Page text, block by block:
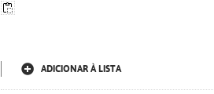
ADICIONAR À LISTA